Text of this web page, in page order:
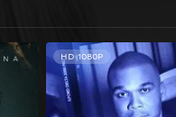
HD 1080P